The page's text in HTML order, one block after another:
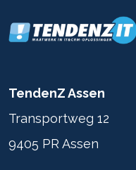
TendenZ Assen
Transportweg 12
9405 PR Assen